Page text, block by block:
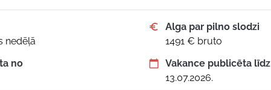
nedēļā
Alga par pilno slodzi
1491 € bruto
no
Vakance publicēta līdz
13.07.2026.